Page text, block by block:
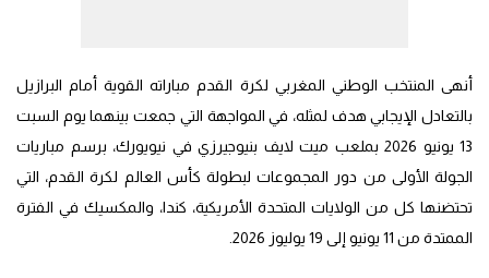
أنهى المنتخب الوطني المغربي لكرة القدم مباراته القوية أمام البرازيل
بالتعادل الإيجابي هدف لمثله، في المواجهة التي جمعت بينهما يوم السبت
13 يونيو 2026 بملعب ميت لايف بنيوجيرزي في نيويورك، برسم مباريات
الجولة الأولى من دور المجموعات لبطولة كأس العالم لكرة القدم، التي
تحتضنها كل من الولايات المتحدة الأمريكية، كندا، والمكسيك في الفترة
الممتدة من 11 يونيو إلى 19 يوليوز 2026.